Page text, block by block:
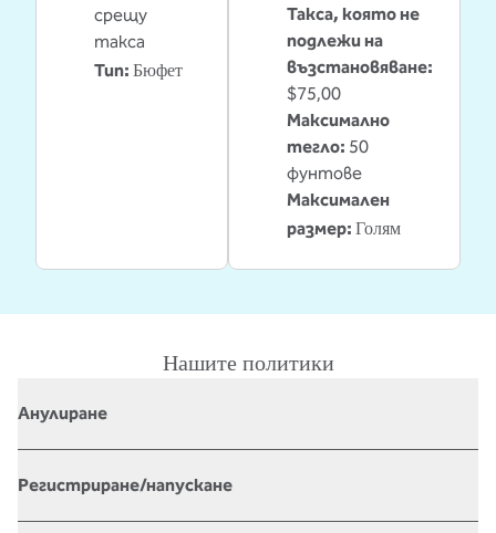
срещу
такса
Тип: Бюфет
Такса, която не
подлежи на
възстановяване:
$75,00
Максимално
тегло: 50
фунтове
Максимален
размер: Голям
Нашите политики
Анулиране
Регистриране/напускане